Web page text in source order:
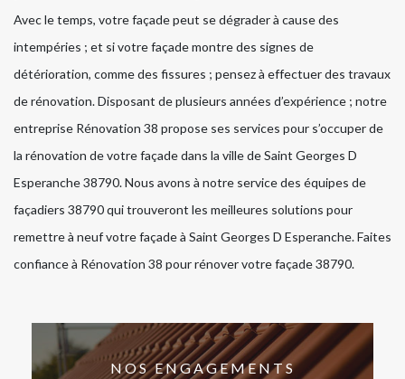
Avec le temps, votre façade peut se dégrader à cause des
intempéries ; et si votre façade montre des signes de
détérioration, comme des fissures ; pensez à effectuer des travaux
de rénovation. Disposant de plusieurs années d’expérience ; notre
entreprise Rénovation 38 propose ses services pour s’occuper de
la rénovation de votre façade dans la ville de Saint Georges D
Esperanche 38790. Nous avons à notre service des équipes de
façadiers 38790 qui trouveront les meilleures solutions pour
remettre à neuf votre façade à Saint Georges D Esperanche. Faites
confiance à Rénovation 38 pour rénover votre façade 38790.
NOS ENGAGEMENTS